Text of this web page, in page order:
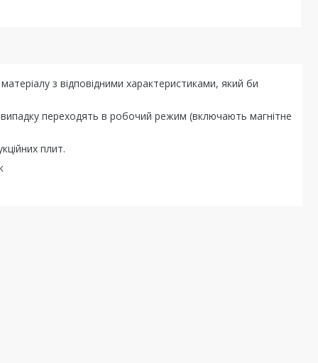
з відповідними характеристиками, який би
випадку переходять в робочий режим (включають магнітне
плит.